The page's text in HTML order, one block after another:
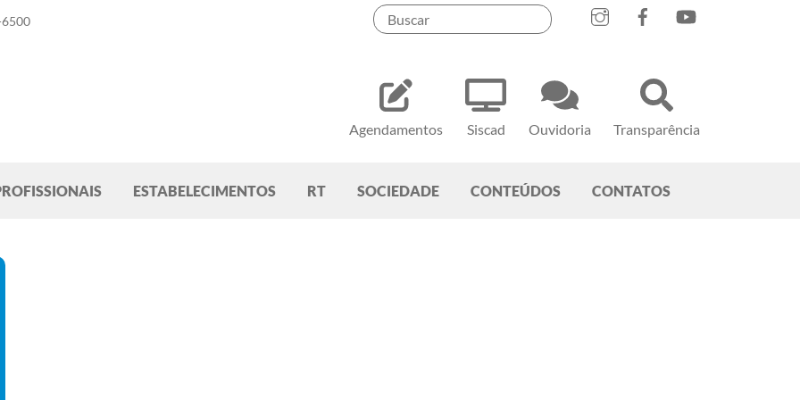
Agendamentos Siscad Ouvidoria Transparência
ESTABELECIMENTOS RT SOCIEDADE CONTEÚDOS CONTATOS